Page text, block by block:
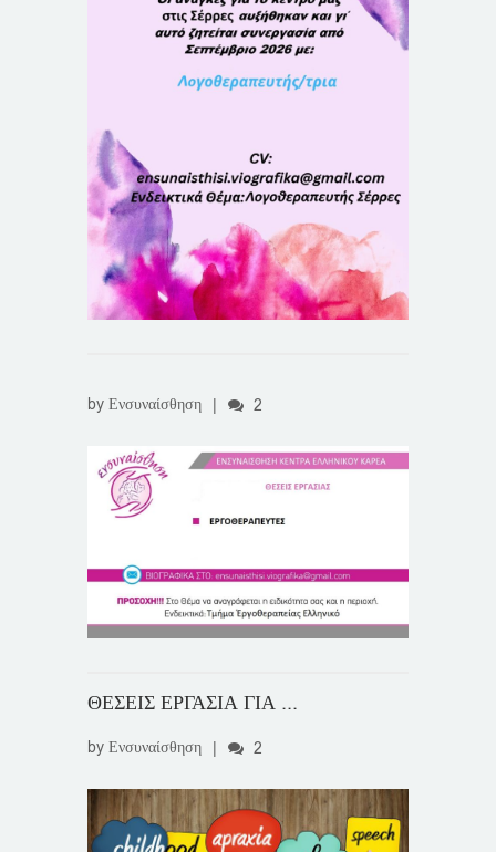
by Ενσυναίσθηση | 2
ΘΕΣΕΙΣ ΕΡΓΑΣΙΑ ΓΙΑ ...
by Ενσυναίσθηση | 2